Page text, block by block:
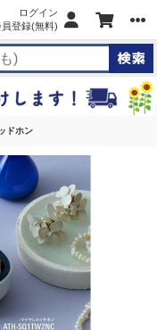
ログイン
員登録(無料)
ドホン